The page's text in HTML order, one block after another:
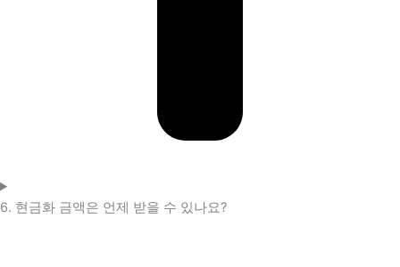
6. 현금화 금액은 언제 받을 수 있나요?